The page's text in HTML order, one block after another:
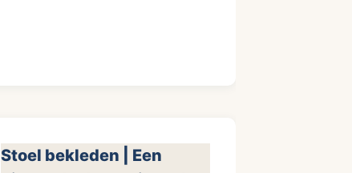
Stoel bekleden | Een